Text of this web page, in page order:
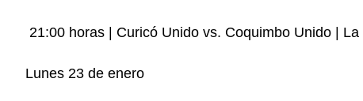
21:00 horas | Curicó Unido vs. Coquimbo Unido | La
Lunes 23 de enero